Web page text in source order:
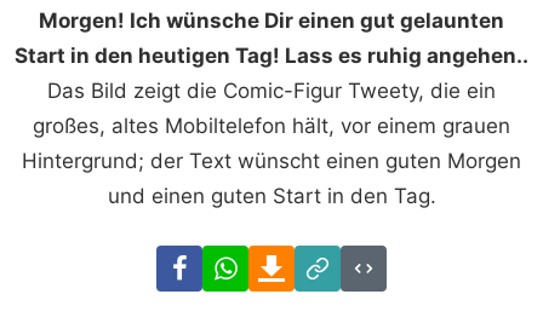
Morgen! Ich wünsche Dir einen gut gelaunten
Start in den heutigen Tag! Lass es ruhig angehen..
Das Bild zeigt die Comic-Figur Tweety, die ein
großes, altes Mobiltelefon hält, vor einem grauen
Hintergrund; der Text wünscht einen guten Morgen
und einen guten Start in den Tag.
FacebookWhatsAppDownload
Link
Code